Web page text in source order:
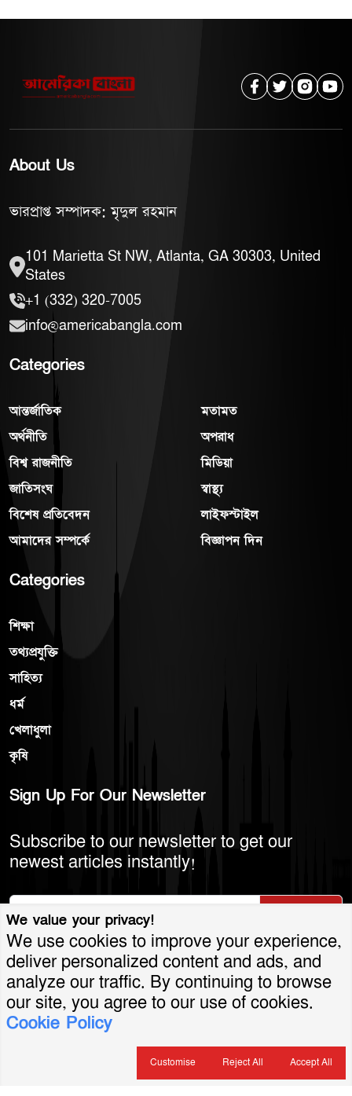
About Us
ভারপ্রাপ্ত সম্পাদক: মৃদুল রহমান
101 Marietta St NW, Atlanta, GA 30303, United
States
+1 (332) 320-7005
info@americabangla.com
Categories
আন্তর্জাতিক
অর্থনীতি
বিশ্ব রাজনীতি
জাতিসংঘ
বিশেষ প্রতিবেদন
আমাদের সম্পর্কে
মতামত
অপরাধ
মিডিয়া
স্বাস্থ্য
লাইফস্টাইল
বিজ্ঞাপন দিন
Categories
শিক্ষা
তথ্যপ্রযুক্তি
সাহিত্য
ধর্ম
খেলাধুলা
কৃষি
Sign Up For Our Newsletter
Subscribe to our newsletter to get our
newest articles instantly!
© 2026 America Bangla LLC. All Rights
Reserved.
We value your privacy!
We use cookies to improve your experience,
deliver personalized content and ads, and
analyze our traffic. By continuing to browse
our site, you agree to our use of cookies.
Cookie Policy
Customise Reject All Accept All